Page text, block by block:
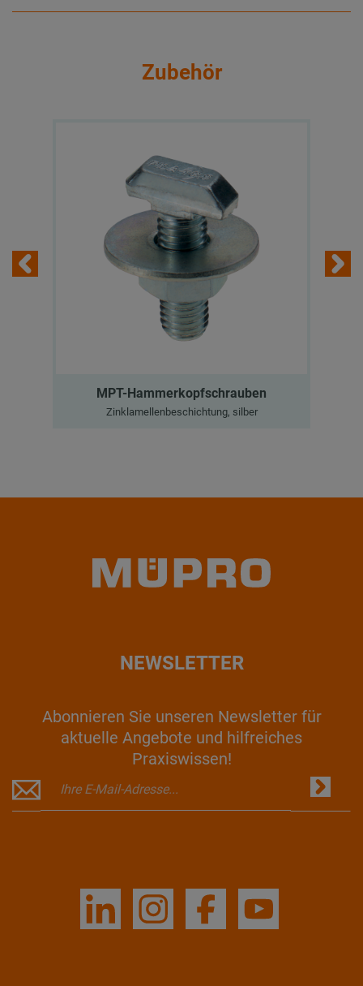
Zubehör
MPT-Hammerkopfschrauben
Zinklamellenbeschichtung, silber
NEWSLETTER
Abonnieren Sie unseren Newsletter für
aktuelle Angebote und hilfreiches
Praxiswissen!